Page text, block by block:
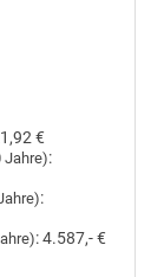
€
Jahre):
:
:4.587,- €